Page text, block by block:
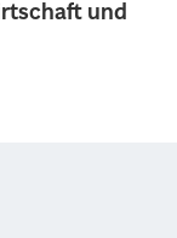
und